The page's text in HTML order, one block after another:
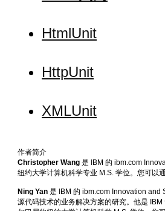
HtmlUnit
HttpUnit
XMLUnit
作者简介
Christopher Wang 是 IBM 的 ibm.com
纽约大学计算机科学专业 M.S. 学位。您可以
Ning Yan 是 IBM 的 ibm.com Innovation and
源代码技术的业务解决方案的研究。他是